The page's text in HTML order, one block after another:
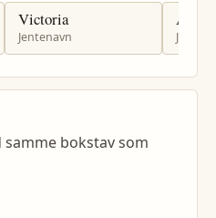
Victoria
Jentenavn
bokstav som